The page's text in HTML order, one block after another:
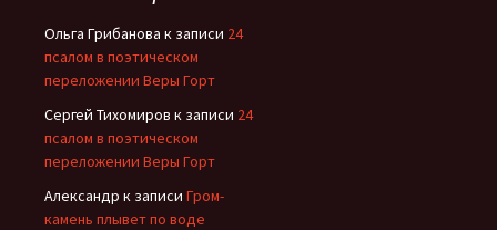
Ольга Грибанова к записи 24
псалом в поэтическом
переложении Веры Горт
Сергей Тихомиров к записи 24
псалом в поэтическом
переложении Веры Горт
Александр к записи Гром-
камень плывет по воде